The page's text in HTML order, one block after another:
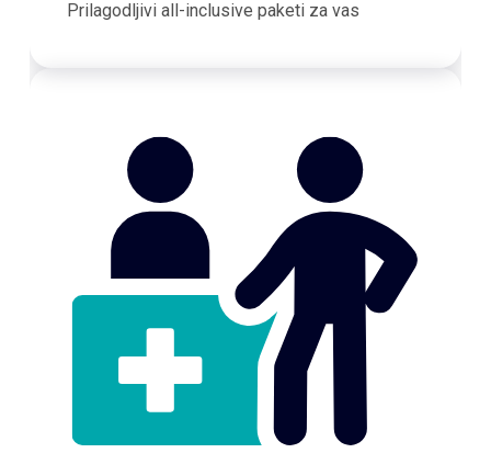
Prilagodljivi all-inclusive paketi za vas